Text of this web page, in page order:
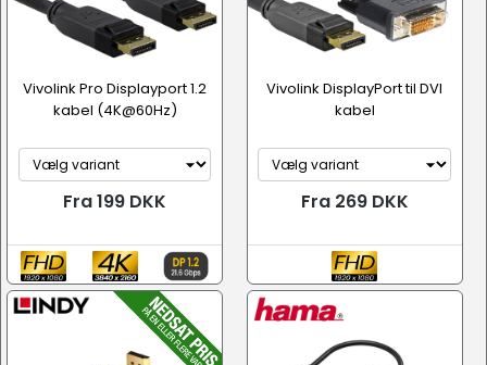
Vivolink Pro Displayport 1.2
kabel (4K@60Hz)
Fra 199 DKK
Vivolink DisplayPort til DVI
kabel
Fra 269 DKK